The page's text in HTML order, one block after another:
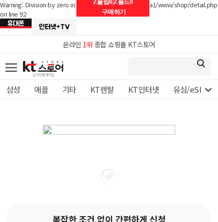
Warning: Division by zero in /home/hosting_users/telpia1/www/shop/detail.php
on line 92
온라인 1위 종합 쇼핑몰 KT스토어
삼성 애플 기타 KT렌탈 KT인터넷 유심/eSIM 개

Z플립8|Z폴드8
구매하기
복잡한 조건 없이 간편하게 신청